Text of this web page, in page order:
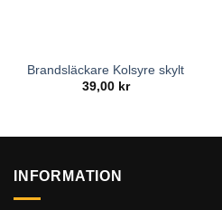
Brandsläckare Kolsyre skylt
39,00 kr
INFORMATION